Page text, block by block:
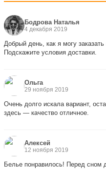
Бодрова Наталья
4 декабря 2019
Добрый день, как я могу
Подскажите условия доставки.
Ольга
29 ноября 2019
Очень долго искала вариант,
здесь — качество отличное.
Алексей
12 ноября 2019
Белье понравилось! Перед сном